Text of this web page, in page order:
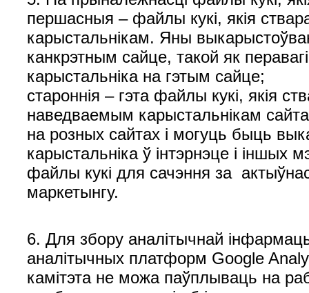
першасныя – файлы кукі, якія
карыстальнікам. Яны
канкрэтным сайце, такой як
карыстальніка на гэтым сайце;
староннія – гэта файлы кукі, якія
наведваемым карыстальнікам
на розных сайтах і могуць быць
карыстальніка ў інтэрнэце і іншых
файлы кукі для сачэння за
маркетынгу.
6. Для збору аналітычнай
аналітычных платформ Google
камітэта не можа паўплываць на